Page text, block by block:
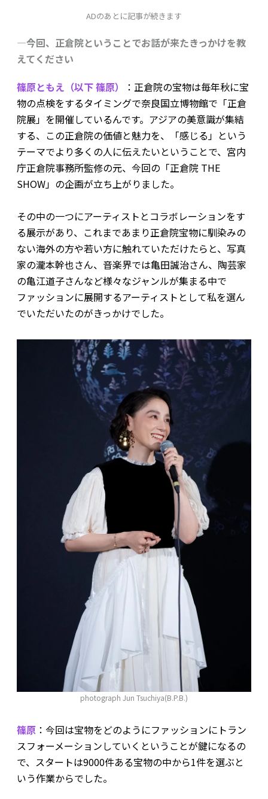
ADのあとに記事が続きます
―今回、正倉院ということでお話が来たきっかけを教
えてください
篠原ともえ（以下 篠原）
：正倉院の宝物は毎年秋に宝
物の点検をするタイミングで奈良国立博物館で「正倉
院展」を開催しているんです。アジアの美意識が集結
する、この正倉院の価値と魅力を、「感じる」という
テーマでより多くの人に伝えたいということで、宮内
庁正倉院事務所監修の元、今回の「正倉院 THE
SHOW」の企画が立ち上がりました。
その中の一つにアーティストとコラボレーションをす
る展示があり、これまであまり正倉院宝物に馴染みの
ない海外の方や若い方に触れていただけたらと、写真
家の瀧本幹也さん、音楽界では亀田誠治さん、陶芸家
の亀江道子さんなど様々なジャンルが集まる中で
ファッションに展開するアーティストとして私を選ん
でいただいたのがきっかけでした。
photograph Jun Tsuchiya(B.P.B.)
篠原：今回は宝物をどのようにファッションにトラン
スフォーメーションしていくということが鍵になるの
で、スタートは9000件ある宝物の中から1件を選ぶと
いう作業からでした。